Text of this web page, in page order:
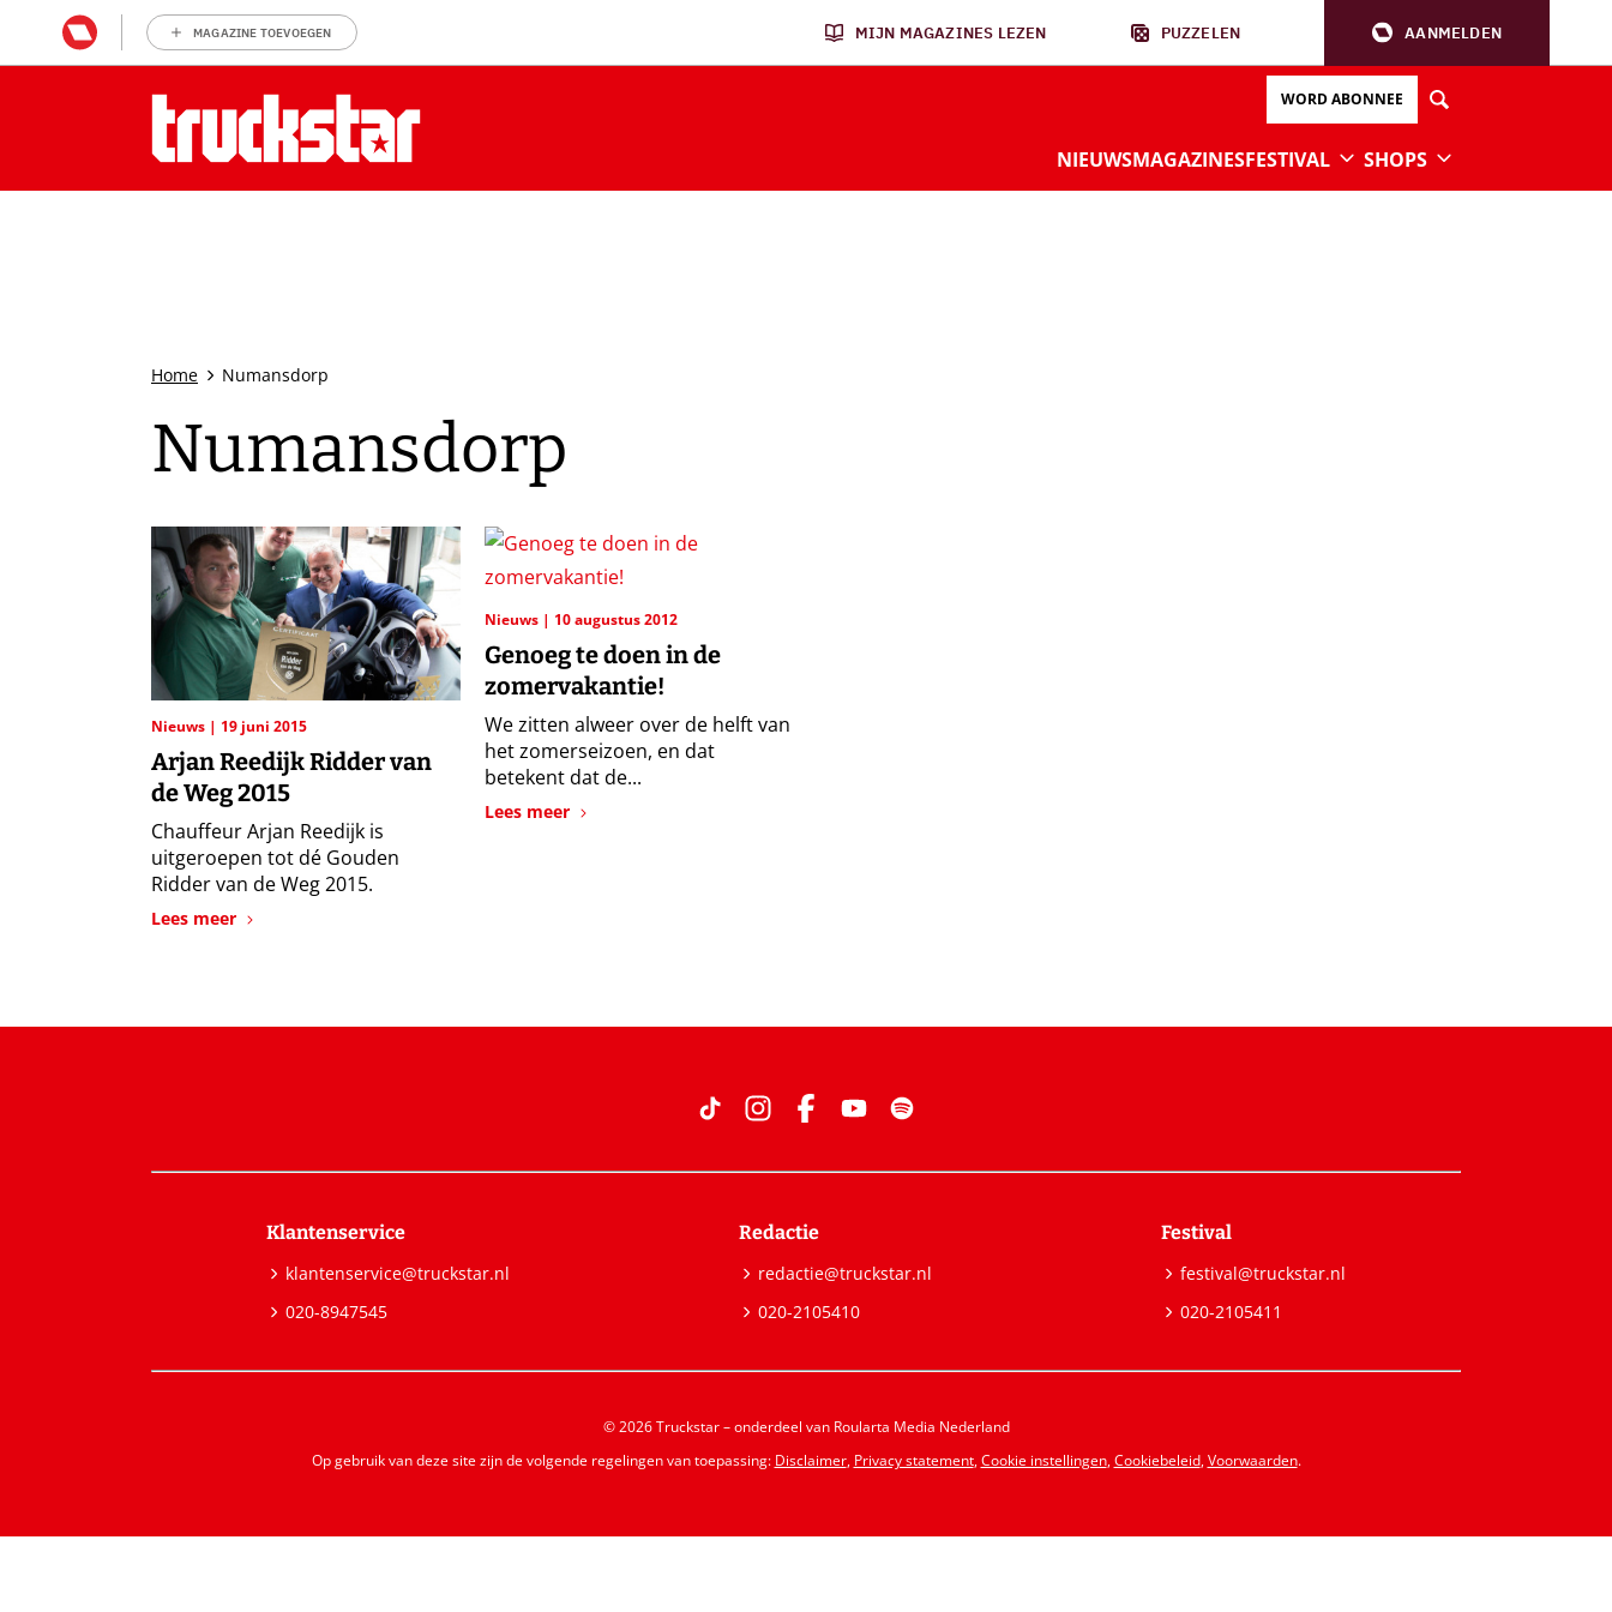
MAGAZINE TOEVOEGEN MIJN MAGAZINES LEZEN PUZZELEN AANMELDEN
WORD ABONNEE
NIEUWSMAGAZINESFESTIVAL SHOPS
Home Numansdorp
Numansdorp
Nieuws 19 juni 2015
Arjan Reedijk Ridder van
de Weg 2015
Chauffeur Arjan Reedijk is
uitgeroepen tot dé Gouden
Ridder van de Weg 2015.
Lees meer
Nieuws 10 augustus 2012
Genoeg te doen in de
zomervakantie!
We zitten alweer over de helft van
het zomerseizoen, en dat
betekent dat de...
Lees meer
Klantenservice
klantenservice@truckstar.nl
020-8947545
Redactie
redactie@truckstar.nl
020-2105410
Festival
festival@truckstar.nl
020-2105411
© 2026 Truckstar – onderdeel van Roularta Media Nederland
Op gebruik van deze site zijn de volgende regelingen van toepassing: Disclaimer, Privacy statement,Cookie instellingen,Cookiebeleid,Voorwaarden.